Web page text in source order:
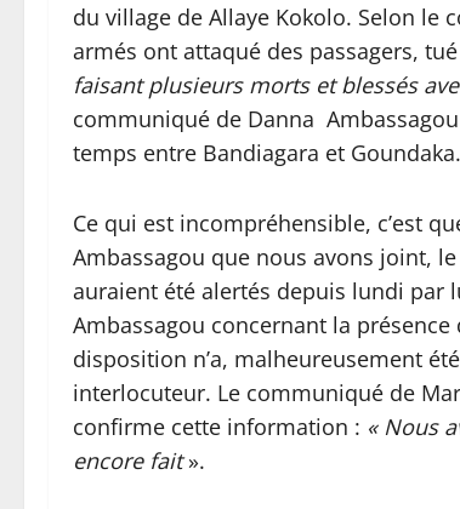
du village de Allaye Kokolo. Selon le
armés ont attaqué des passagers,
faisant plusieurs morts et blessés
communiqué de Danna
temps entre Bandiagara et Goundaka.
Ce qui est incompréhensible, c’est
Ambassagou que nous avons joint,
auraient été alertés depuis lundi par
Ambassagou concernant la
disposition n’a, malheureusement
interlocuteur. Le communiqué de
confirme cette information : « Nous
encore fait».